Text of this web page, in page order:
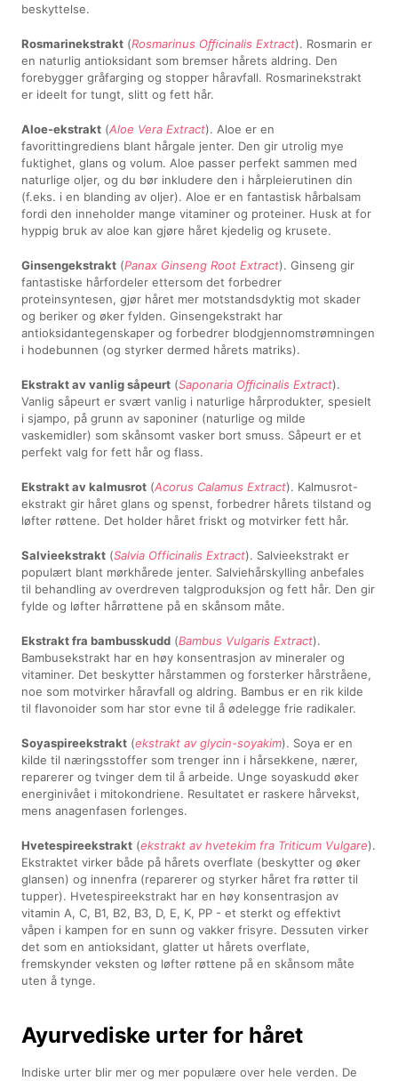
beskyttelse.
Rosmarinekstrakt (Rosmarinus Oﬃcinalis Extract). Rosmarin er
en naturlig antioksidant som bremser hårets aldring. Den
forebygger gråfarging og stopper håravfall. Rosmarinekstrakt
er ideelt for tungt, slitt og fett hår.
Aloe-ekstrakt (Aloe Vera Extract). Aloe er en
favorittingrediens blant hårgale jenter. Den gir utrolig mye
fuktighet, glans og volum. Aloe passer perfekt sammen med
naturlige oljer, og du bør inkludere den i hårpleierutinen din
(f.eks. i en blanding av oljer). Aloe er en fantastisk hårbalsam
fordi den inneholder mange vitaminer og proteiner. Husk at for
hyppig bruk av aloe kan gjøre håret kjedelig og krusete.
Ginsengekstrakt (Panax Ginseng Root Extract). Ginseng gir
fantastiske hårfordeler ettersom det forbedrer
proteinsyntesen, gjør håret mer motstandsdyktig mot skader
og beriker og øker fylden. Ginsengekstrakt har
antioksidantegenskaper og forbedrer blodgjennomstrømningen
i hodebunnen (og styrker dermed hårets matriks).
Ekstrakt av vanlig såpeurt (Saponaria Oﬃcinalis Extract).
Vanlig såpeurt er svært vanlig i naturlige hårprodukter, spesielt
i sjampo, på grunn av saponiner (naturlige og milde
vaskemidler) som skånsomt vasker bort smuss. Såpeurt er et
perfekt valg for fett hår og flass.
Ekstrakt av kalmusrot (Acorus Calamus Extract). Kalmusrot-
ekstrakt gir håret glans og spenst, forbedrer hårets tilstand og
løfter røttene. Det holder håret friskt og motvirker fett hår.
Salvieekstrakt (Salvia Officinalis Extract). Salvieekstrakt er
populært blant mørkhårede jenter. Salviehårskylling anbefales
til behandling av overdreven talgproduksjon og fett hår. Den gir
fylde og løfter hårrøttene på en skånsom måte.
Ekstrakt fra bambusskudd (Bambus Vulgaris Extract).
Bambusekstrakt har en høy konsentrasjon av mineraler og
vitaminer. Det beskytter hårstammen og forsterker hårstråene,
noe som motvirker håravfall og aldring. Bambus er en rik kilde
til flavonoider som har stor evne til å ødelegge frie radikaler.
Soyaspireekstrakt (ekstrakt av glycin-soyakim). Soya er en
kilde til næringsstoffer som trenger inn i hårsekkene, nærer,
reparerer og tvinger dem til å arbeide. Unge soyaskudd øker
energinivået i mitokondriene. Resultatet er raskere hårvekst,
mens anagenfasen forlenges.
Hvetespireekstrakt (ekstrakt av hvetekim fra Triticum Vulgare).
Ekstraktet virker både på hårets overflate (beskytter og øker
glansen) og innenfra (reparerer og styrker håret fra røtter til
tupper). Hvetespireekstrakt har en høy konsentrasjon av
vitamin A, C, B1, B2, B3, D, E, K, PP - et sterkt og effektivt
våpen i kampen for en sunn og vakker frisyre. Dessuten virker
det som en antioksidant, glatter ut hårets overflate,
fremskynder veksten og løfter røttene på en skånsom måte
uten å tynge.
Ayurvediske urter for håret
Indiske urter blir mer og mer populære over hele verden. De